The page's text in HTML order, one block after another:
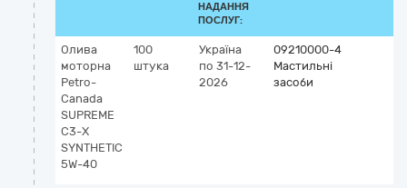
НАДАННЯ
ПОСЛУГ:
Олива
моторна ​
Petro-
Canada
SUPREME
C3-Х
SYNTHETIC
5W-40
100
штука
Україна
по 31-12-
2026
09210000-4
Мастильні
засоби